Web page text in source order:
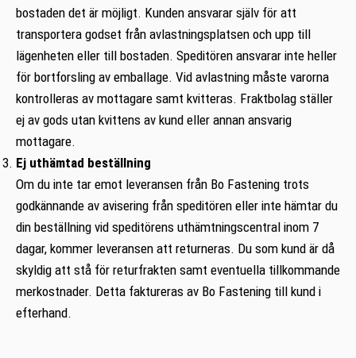
bostaden det är möjligt. Kunden ansvarar själv för att
transportera godset från avlastningsplatsen och upp till
lägenheten eller till bostaden. Speditören ansvarar inte heller
för bortforsling av emballage. Vid avlastning måste varorna
kontrolleras av mottagare samt kvitteras. Fraktbolag ställer
ej av gods utan kvittens av kund eller annan ansvarig
mottagare.
Ej uthämtad beställning
Om du inte tar emot leveransen från Bo Fastening trots
godkännande av avisering från speditören eller inte hämtar du
din beställning vid speditörens uthämtningscentral inom 7
dagar, kommer leveransen att returneras. Du som kund är då
skyldig att stå för returfrakten samt eventuella tillkommande
merkostnader. Detta faktureras av Bo Fastening till kund i
efterhand.